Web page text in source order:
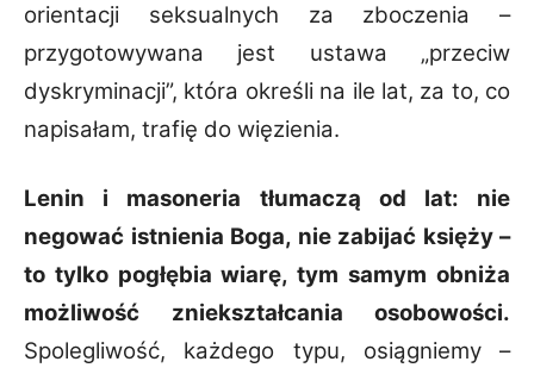
orientacji seksualnych za zboczenia –
przygotowywana jest ustawa „przeciw
dyskryminacji”, która określi na ile lat, za to, co
napisałam, trafię do więzienia.
Lenin i masoneria tłumaczą od lat: nie
negować istnienia Boga, nie zabijać księży –
to tylko pogłębia wiarę, tym samym obniża
możliwość zniekształcania osobowości.
Spolegliwość, każdego typu, osiągniemy –